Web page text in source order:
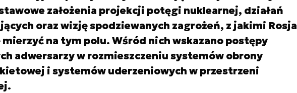
założenia projekcji potęgi nuklearnej, działań
oraz wizję spodziewanych zagrożeń, z jakimi Rosja
mierzyć na tym polu. Wśród nich wskazano postępy
adwersarzy w rozmieszczeniu systemów obrony
i systemów uderzeniowych w przestrzeni